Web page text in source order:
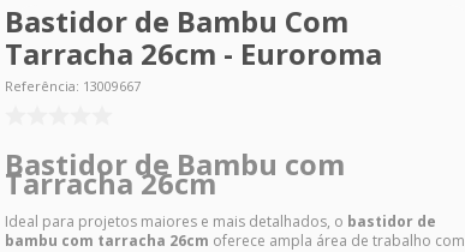
Bastidor de Bambu Com
Tarracha 26cm - Euroroma
Referência: 13009667
Bastidor de Bambu com
Tarracha 26cm
Ideal para projetos maiores e mais detalhados, o bastidor de
bambu com tarracha 26cm oferece ampla área de trabalho com